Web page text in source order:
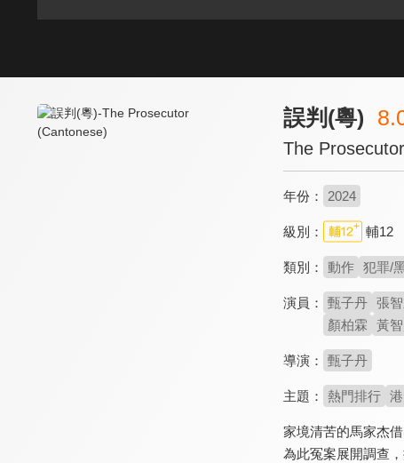
誤判(粵)
The
年份： 2024
級別： 輔12
類別： 動作 犯罪/
演員： 甄子丹 張
顏柏霖
黃
導演： 甄子丹
主題： 熱門排行
家境清苦的馬家杰
為此冤案展開調查